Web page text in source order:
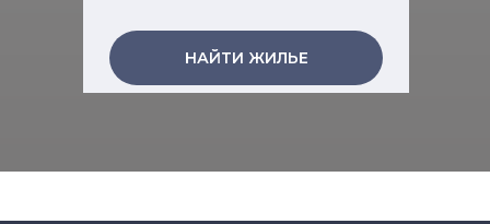
НАЙТИ ЖИЛЬЕ